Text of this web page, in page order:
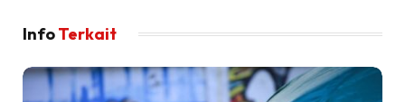
InfoTerkait